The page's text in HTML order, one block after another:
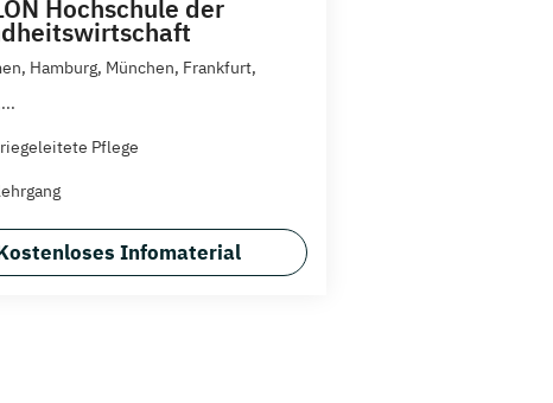
Hochschule der
Hamburg, München, Frankfurt,
Pflege
Infomaterial